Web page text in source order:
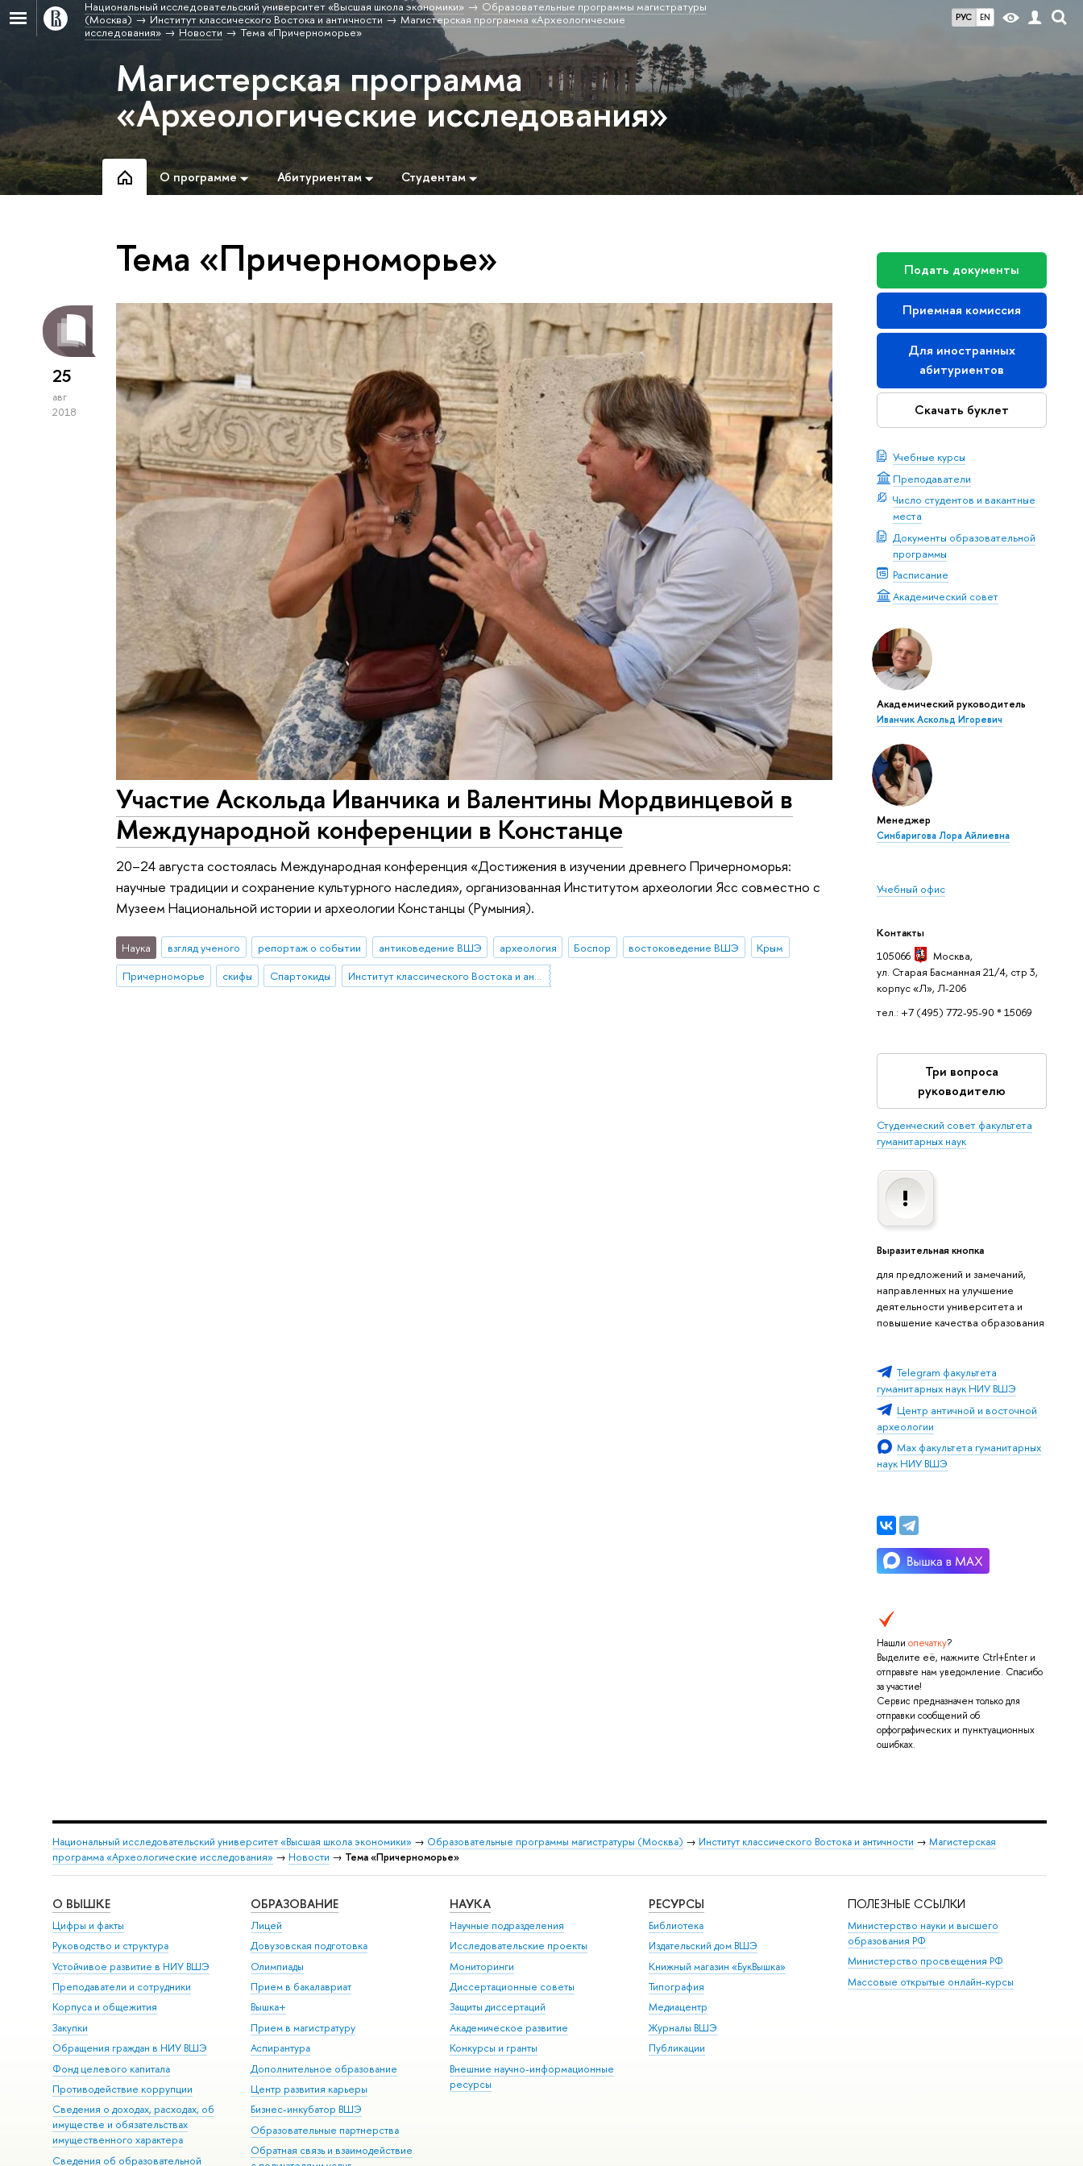
РУС EN
Национальный исследовательский университет «Высшая школа экономики»
Образовательные программы магистратуры
(Москва)
Институт классического Востока и античности
Магистерская программа «Археологические
исследования»
Новости Тема «Причерноморье»
Магистерская программа
«Археологические исследования»
О программе Абитуриентам Студентам
Подать документы
Приемная комиссия
Для иностранных
абитуриентов
Скачать буклет
Учебные курсы
Преподаватели
Число студентов и вакантные
места
Документы образовательной
программы
Расписание
Академический совет
Академический руководитель
Иванчик Аскольд Игоревич
Менеджер
Синбаригова Лора Айлиевна
Учебный офис
Контакты
105066
Москва,
ул. Старая Басманная 21/4, стр 3,
корпус «Л», Л-206
тел.: +7 (495) 772-95-90 * 15069
Три вопроса
руководителю
Студенческий совет факультета
гуманитарных наук
Выразительная кнопка
для предложений и замечаний,
направленных на улучшение
деятельности университета и
повышение качества образования
Telegram факультета
гуманитарных наук НИУ ВШЭ
Центр античной и восточной
археологии
Max факультета гуманитарных
наук НИУ ВШЭ
Нашли опечатку?
Выделите её, нажмите Ctrl+Enter и
отправьте нам уведомление. Спасибо
за участие!
Сервис предназначен только для
отправки сообщений об
орфографических и пунктуационных
ошибках.
Тема «Причерноморье»
25
авг
2018
Участие Аскольда Иванчика и Валентины Мордвинцевой в
Международной конференции в Констанце
20–24 августа состоялась Международная конференция «Достижения в изучении древнего Причерноморья:
научные традиции и сохранение культурного наследия», организованная Институтом археологии Ясс совместно с
Музеем Национальной истории и археологии Констанцы (Румыния).
Наука взгляд ученого репортаж о событии антиковедение ВШЭ археология Боспор востоковедение ВШЭ
Крым
Причерноморье
скифы Спартокиды Институт классического Востока и античности
Национальный исследовательский университет «Высшая школа экономики» → Образовательные программы магистратуры (Москва) → Институт классического Востока и античности → Магистерская
программа «Археологические исследования» → Новости → Тема «Причерноморье»
О ВЫШКЕ
Цифры и факты
Руководство и структура
Устойчивое развитие в НИУ ВШЭ
Преподаватели и сотрудники
Корпуса и общежития
Закупки
Обращения граждан в НИУ ВШЭ
Фонд целевого капитала
Противодействие коррупции
Сведения о доходах, расходах, об
имуществе и обязательствах
имущественного характера
Сведения об образовательной
ОБРАЗОВАНИЕ
Лицей
Довузовская подготовка
Олимпиады
Прием в бакалавриат
Вышка+
Прием в магистратуру
Аспирантура
Дополнительное образование
Центр развития карьеры
Бизнес-инкубатор ВШЭ
Образовательные партнерства
Обратная связь и взаимодействие
НАУКА
Научные подразделения
Исследовательские проекты
Мониторинги
Диссертационные советы
Защиты диссертаций
Академическое развитие
Конкурсы и гранты
Внешние научно-информационные
ресурсы
РЕСУРСЫ
Библиотека
Издательский дом ВШЭ
Книжный магазин «БукВышка»
Типография
Медиацентр
Журналы ВШЭ
Публикации
ПОЛЕЗНЫЕ ССЫЛКИ
Министерство науки и высшего
образования РФ
Министерство просвещения РФ
Массовые открытые онлайн-курсы